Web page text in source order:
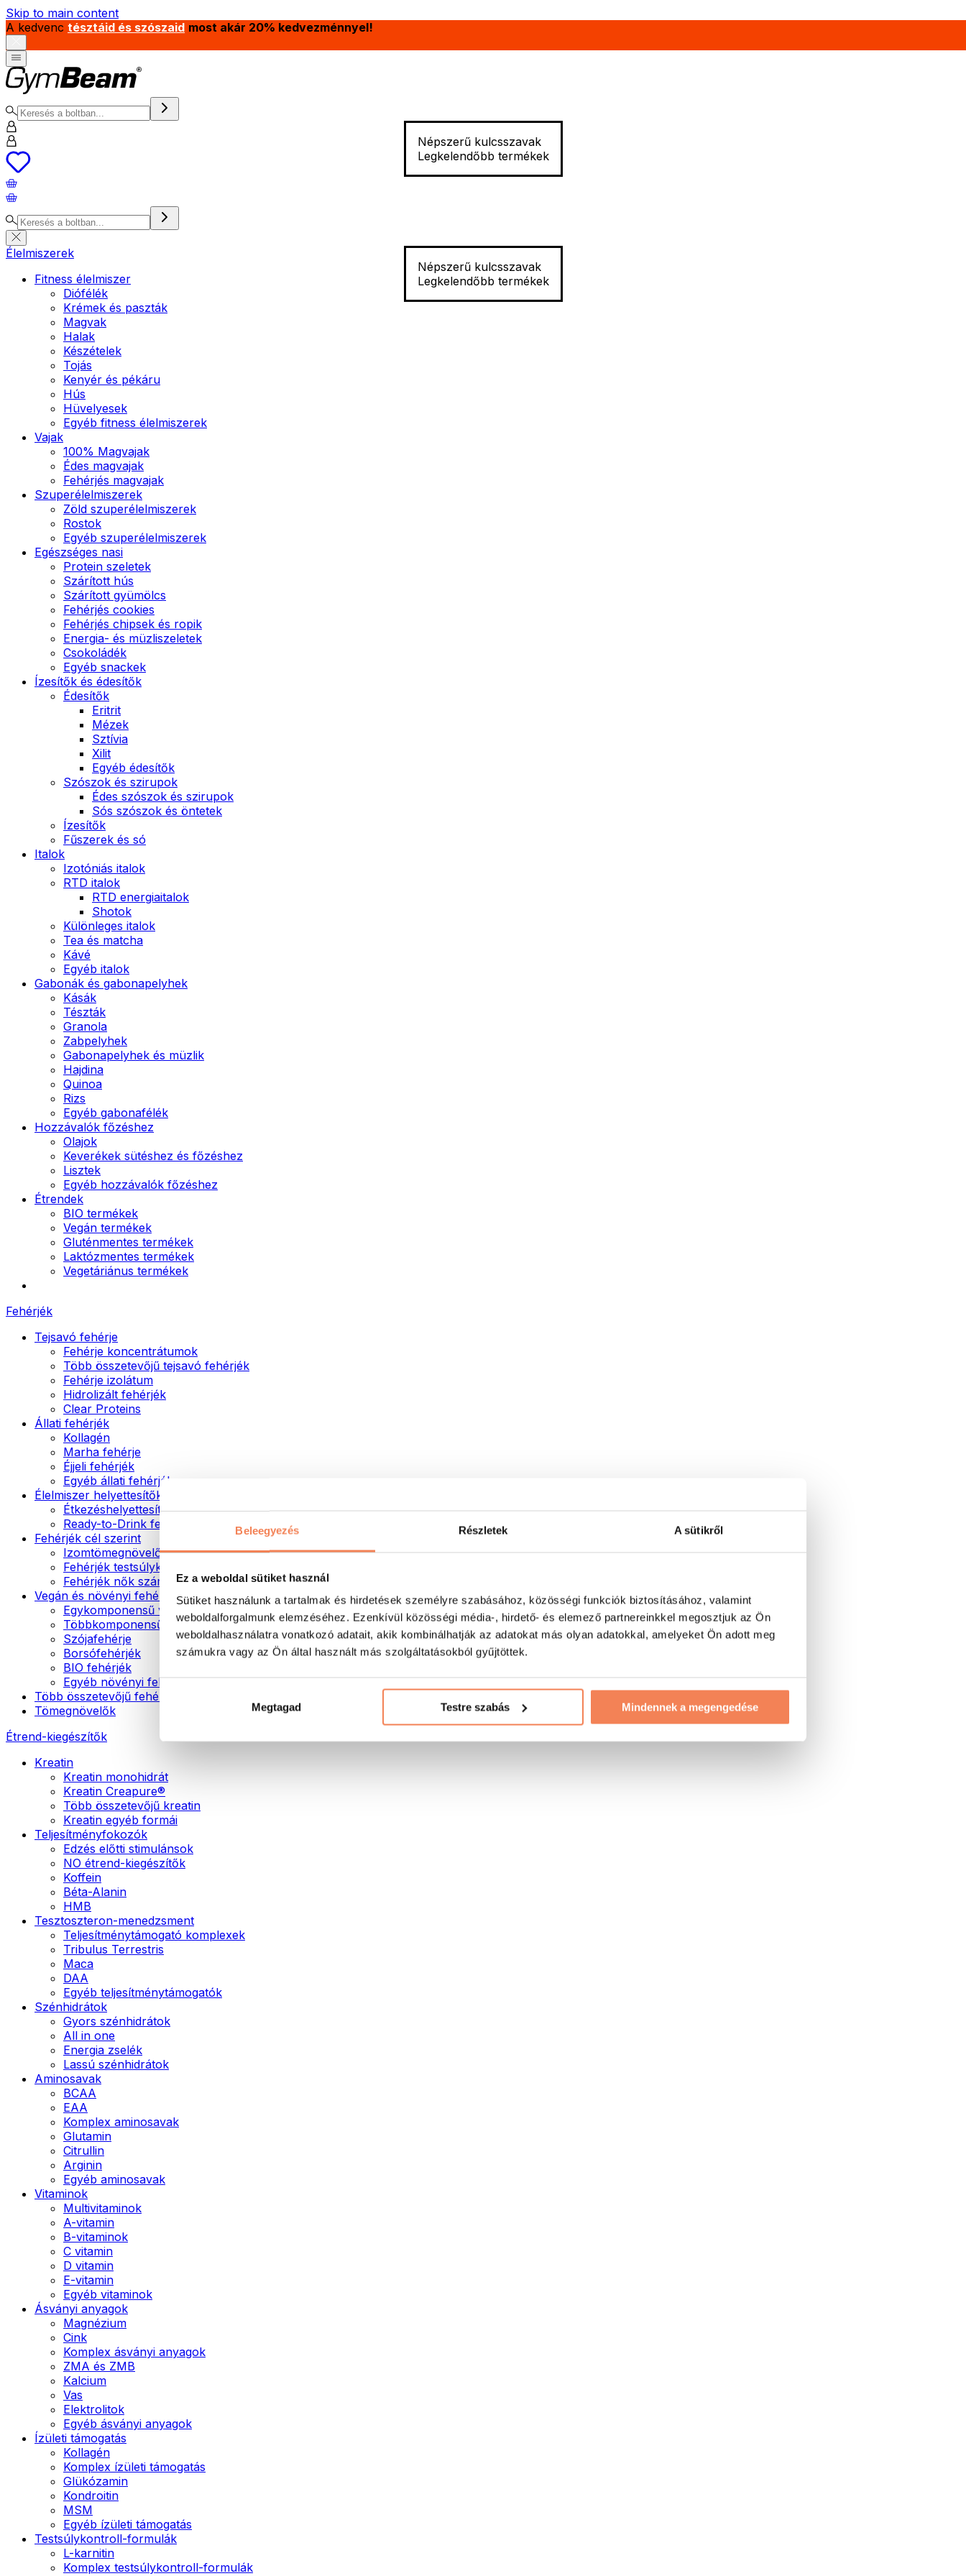
Beleegyezés Részletek A sütikről
Ez a weboldal sütiket használ
Sütiket használunk a tartalmak és hirdetések személyre szabásához, közösségi funkciók biztosításához, valamint
weboldalforgalmunk elemzéséhez. Ezenkívül közösségi média-, hirdető- és elemező partnereinkkel megosztjuk az Ön
weboldalhasználatra vonatkozó adatait, akik kombinálhatják az adatokat más olyan adatokkal, amelyeket Ön adott meg
számukra vagy az Ön által használt más szolgáltatásokból gyűjtöttek.
Megtagad Testre szabás Mindennek a megengedése
Skip to main content
A kedvenc tésztáid és szószaid most akár 20% kedvezménnyel!
Népszerű kulcsszavak
Legkelendőbb termékek
Népszerű kulcsszavak
Legkelendőbb termékek
Élelmiszerek
Fitness élelmiszer
Diófélék
Krémek és paszták
Magvak
Halak
Készételek
Tojás
Kenyér és pékáru
Hús
Hüvelyesek
Egyéb fitness élelmiszerek
Vajak
100% Magvajak
Édes magvajak
Fehérjés magvajak
Szuperélelmiszerek
Zöld szuperélelmiszerek
Rostok
Egyéb szuperélelmiszerek
Egészséges nasi
Protein szeletek
Szárított hús
Szárított gyümölcs
Fehérjés cookies
Fehérjés chipsek és ropik
Energia- és müzliszeletek
Csokoládék
Egyéb snackek
Ízesítők és édesítők
Édesítők
Eritrit
Mézek
Sztívia
Xilit
Egyéb édesítők
Szószok és szirupok
Édes szószok és szirupok
Sós szószok és öntetek
Ízesítők
Fűszerek és só
Italok
Izotóniás italok
RTD italok
RTD energiaitalok
Shotok
Különleges italok
Tea és matcha
Kávé
Egyéb italok
Gabonák és gabonapelyhek
Kásák
Tészták
Granola
Zabpelyhek
Gabonapelyhek és müzlik
Hajdina
Quinoa
Rizs
Egyéb gabonafélék
Hozzávalók főzéshez
Olajok
Keverékek sütéshez és főzéshez
Lisztek
Egyéb hozzávalók főzéshez
Étrendek
BIO termékek
Vegán termékek
Gluténmentes termékek
Laktózmentes termékek
Vegetáriánus termékek
Fehérjék
Tejsavó fehérje
Fehérje koncentrátumok
Több összetevőjű tejsavó fehérjék
Fehérje izolátum
Hidrolizált fehérjék
Clear Proteins
Állati fehérjék
Kollagén
Marha fehérje
Éjjeli fehérjék
Egyéb állati fehérjék
Élelmiszer helyettesítők
Étkezéshelyettesítő porok
Ready-to-Drink fehérjeitalok
Fehérjék cél szerint
Izomtömegnövelők
Fehérjék testsúlykontroll támogatásához
Fehérjék nők számára
Vegán és növényi fehérjék
Egykomponensű vegán fehérjék
Többkomponensű vegán fehérjék
Szójafehérje
Borsófehérjék
BIO fehérjék
Egyéb növényi fehérjék
Több összetevőjű fehérje
Tömegnövelők
Étrend-kiegészítők
Kreatin
Kreatin monohidrát
Kreatin Creapure®
Több összetevőjű kreatin
Kreatin egyéb formái
Teljesítményfokozók
Edzés előtti stimulánsok
NO étrend-kiegészítők
Koffein
Béta-Alanin
HMB
Tesztoszteron-menedzsment
Teljesítménytámogató komplexek
Tribulus Terrestris
Maca
DAA
Egyéb teljesítménytámogatók
Szénhidrátok
Gyors szénhidrátok
All in one
Energia zselék
Lassú szénhidrátok
Aminosavak
BCAA
EAA
Komplex aminosavak
Glutamin
Citrullin
Arginin
Egyéb aminosavak
Vitaminok
Multivitaminok
A-vitamin
B-vitaminok
C vitamin
D vitamin
E-vitamin
Egyéb vitaminok
Ásványi anyagok
Magnézium
Cink
Komplex ásványi anyagok
ZMA és ZMB
Kalcium
Vas
Elektrolitok
Egyéb ásványi anyagok
Ízületi támogatás
Kollagén
Komplex ízületi támogatás
Glükózamin
Kondroitin
MSM
Egyéb ízületi támogatás
Testsúlykontroll-formulák
L-karnitin
Komplex testsúlykontroll-formulák